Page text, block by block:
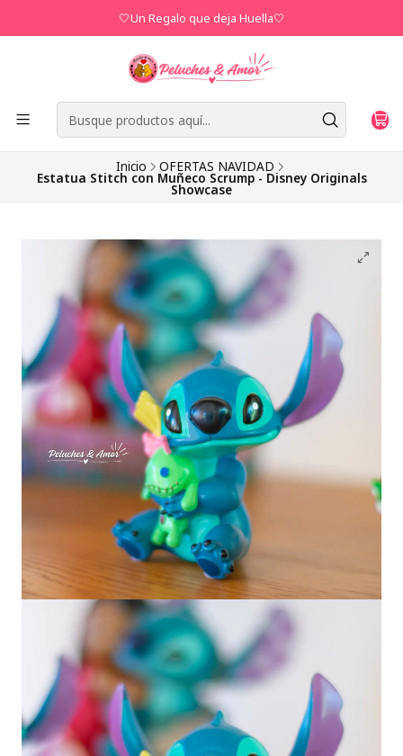
🤍Un Regalo que deja Huella🤍
Inicio OFERTAS NAVIDAD
Estatua Stitch con Muñeco Scrump - Disney Originals
Showcase